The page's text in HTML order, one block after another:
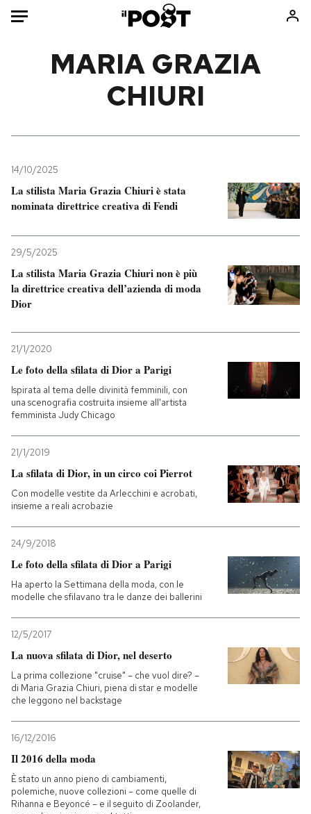
Mondo
Tecnologia
Internet
Cultura
Economia
Sport
Libri
Ok Boomer!
Europa
Mondiali calcio 2026
NEWSLETTER
SHOP
AREA PERSONALE
Entra
MARIA GRAZIA
CHIURI
14/10/2025
La stilista Maria Grazia Chiuri è stata
nominata direttrice creativa di Fendi
29/5/2025
La stilista Maria Grazia Chiuri non è più
la direttrice creativa dell’azienda di moda
Dior
21/1/2020
Le foto della sfilata di Dior a Parigi
Ispirata al tema delle divinità femminili, con
una scenografia costruita insieme all'artista
femminista Judy Chicago
21/1/2019
La sfilata di Dior, in un circo coi Pierrot
Con modelle vestite da Arlecchini e acrobati,
insieme a reali acrobazie
24/9/2018
Le foto della sfilata di Dior a Parigi
Ha aperto la Settimana della moda, con le
modelle che sfilavano tra le danze dei ballerini
12/5/2017
La nuova sfilata di Dior, nel deserto
La prima collezione "cruise" – che vuol dire? –
di Maria Grazia Chiuri, piena di star e modelle
che leggono nel backstage
16/12/2016
Il 2016 della moda
È stato un anno pieno di cambiamenti,
polemiche, nuove collezioni – come quelle di
Rihanna e Beyoncé – e il seguito di Zoolander,